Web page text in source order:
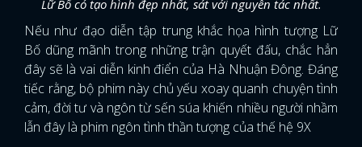
Lữ Bố có tạo hình đẹp nhất, sát với nguyên tác nhất.
Nếu như đạo diễn tập trung khắc họa hình tượng Lữ
Bố dũng mãnh trong những trận quyết đấu, chắc hẳn
đây sẽ là vai diễn kinh điển của Hà Nhuận Đông. Đáng
tiếc rằng, bộ phim này chủ yếu xoay quanh chuyện tình
cảm, đời tư và ngôn từ sến súa khiến nhiều người nhầm
lẫn đây là phim ngôn tình thần tượng của thế hệ 9X